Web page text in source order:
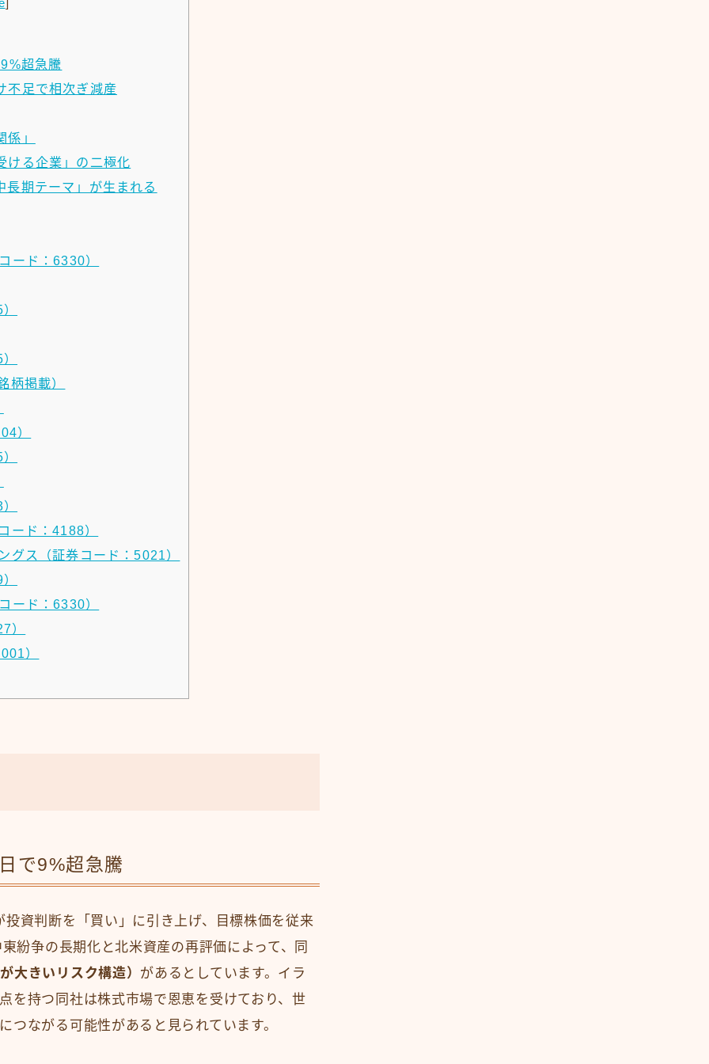
]
超急騰
不足で相次ぎ減産
」
ける企業」の二極化
期テーマ」が生まれる
ード：6330）
柄掲載）
）
ード：4188）
グス（証券コード：5021）
ード：6330）
）
）
で9%超急騰
資判断を「買い」に引き上げ、目標株価を従来
紛争の長期化と北米資産の再評価によって、同
大きいリスク構造） があるとしています。イラ
を持つ同社は株式市場で恩恵を受けており、世
つながる可能性があると見られています。